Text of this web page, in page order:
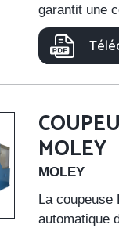
garantit une
MOLEY
MOLEY
La coupeuse
automatique